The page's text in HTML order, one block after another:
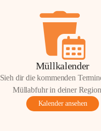
Müllkalender
Sieh dir die kommenden
Müllabfuhr in deiner
Kalender ansehen